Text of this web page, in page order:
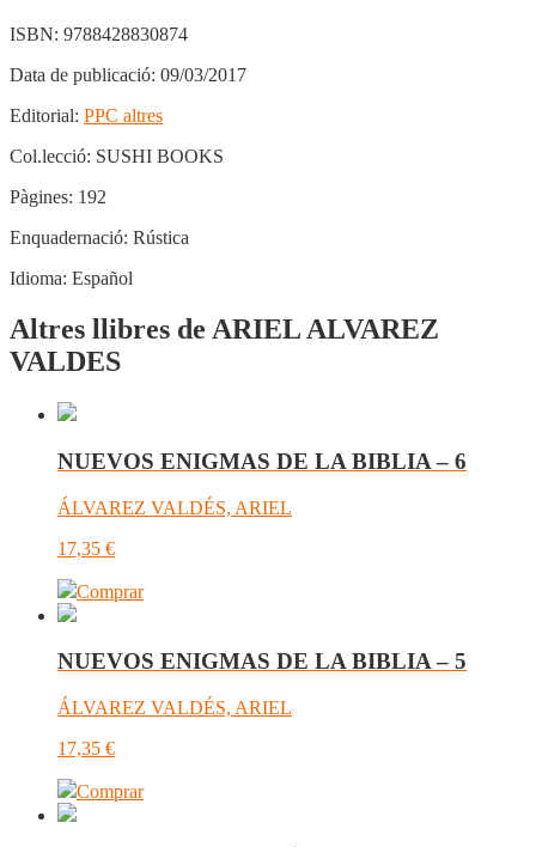
ISBN: 9788428830874
Data de publicació: 09/03/2017
Editorial: PPC altres
Col.lecció: SUSHI BOOKS
Pàgines: 192
Enquadernació: Rústica
Idioma: Español
Altres llibres de ARIEL ALVAREZ
VALDES
NUEVOS ENIGMAS DE LA BIBLIA – 6
ÁLVAREZ VALDÉS, ARIEL
17,35 €
Comprar
NUEVOS ENIGMAS DE LA BIBLIA – 5
ÁLVAREZ VALDÉS, ARIEL
17,35 €
Comprar